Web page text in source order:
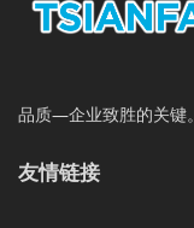
品质—企业致胜的关键。
友情链接